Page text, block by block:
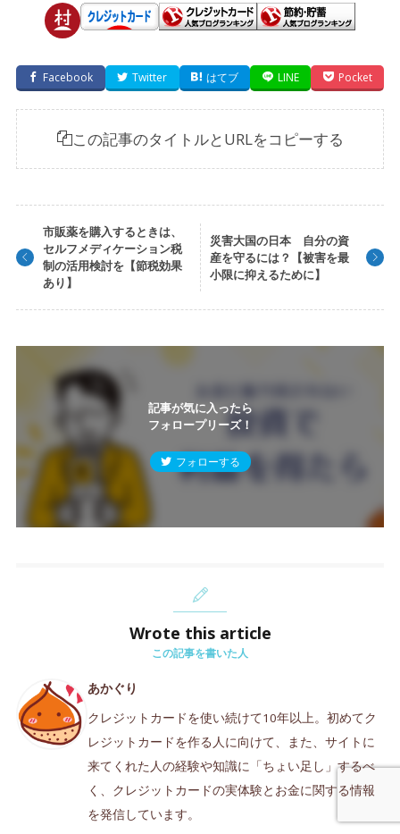
Facebook Twitter はてブ LINE Pocket
この記事のタイトルとURLをコピーする
市販薬を購入するときは、
セルフメディケーション税
制の活用検討を【節税効果
あり】
災害大国の日本 自分の資
産を守るには？【被害を最
小限に抑えるために】
記事が気に入ったら
フォロープリーズ！
フォローする
Wrote this article
この記事を書いた人
あかぐり
クレジットカードを使い続けて10年以上。初めてク
レジットカードを作る人に向けて、また、サイトに
来てくれた人の経験や知識に「ちょい足し」するべ
く、クレジットカードの実体験とお金に関する情報
を発信しています。